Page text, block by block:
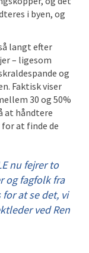
i byen, og
langt efter
– ligesom
og
Faktisk viser
30 og 50%
at håndtere
at finde de
nu fejrer to
og fagfolk fra
at se det, vi
ved Ren